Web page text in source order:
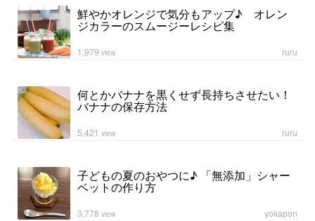
鮮やかオレンジで気分もアップ♪ オレン
ジカラーのスムージーレシピ集
ruru
1,979 view
何とかバナナを黒くせず長持ちさせたい！
バナナの保存方法
ruru
5,421 view
子どもの夏のおやつに♪ 「無添加」シャー
ベットの作り方
yokapon
3,778 view